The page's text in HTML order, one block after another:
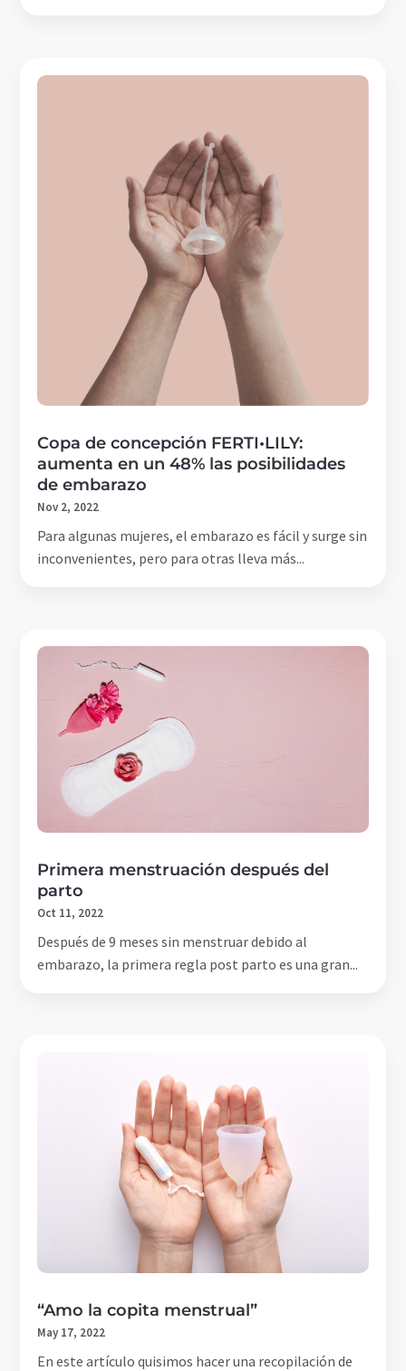
Copa de concepción FERTI•LILY:
aumenta en un 48% las posibilidades
de embarazo
Nov 2, 2022
Para algunas mujeres, el embarazo es fácil y surge sin
inconvenientes, pero para otras lleva más...
Primera menstruación después del
parto
Oct 11, 2022
Después de 9 meses sin menstruar debido al
embarazo, la primera regla post parto es una gran...
“Amo la copita menstrual”
May 17, 2022
En este artículo quisimos hacer una recopilación de